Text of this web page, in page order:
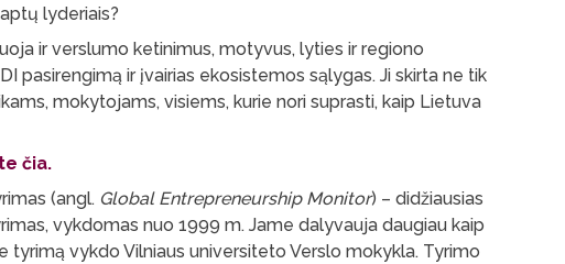
lyderiais?
ir verslumo ketinimus, motyvus, lyties ir regiono
pasirengimą ir įvairias ekosistemos sąlygas. Ji skirta ne tik
mokytojams, visiems, kurie nori suprasti, kaip Lietuva
čia.
(angl. Global Entrepreneurship Monitor) – didžiausias
vykdomas nuo 1999 m. Jame dalyvauja daugiau kaip
tyrimą vykdo Vilniaus universiteto Verslo mokykla. Tyrimo